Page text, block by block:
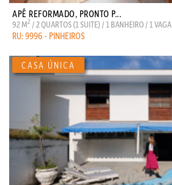
APÊ REFORMADO, PRONTO P...
92 M2 / 2 QUARTOS (1 SUITE) / 1 BANHEIRO / 1 VAGA
RU: 9996 - PINHEIROS